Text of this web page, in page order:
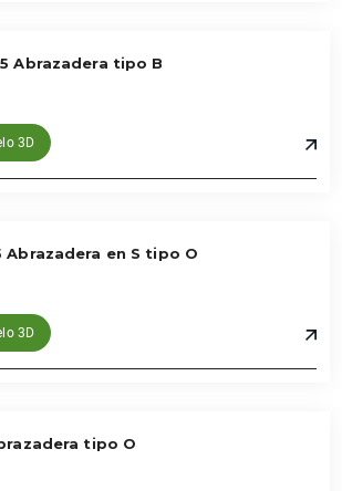
Abrazadera tipo B
3D
Abrazadera en S tipo O
3D
tipo O